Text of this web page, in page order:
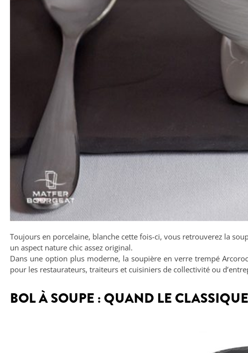
Toujours en porcelaine, blanche cette fois-ci, vous retrouverez la
un aspect nature chic assez original.
Dans une option plus moderne, la soupière en verre trempé
pour les restaurateurs, traiteurs et cuisiniers de collectivité ou
BOL À SOUPE : QUAND LE